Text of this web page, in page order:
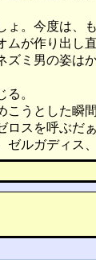
ょ。今度は、
が作り出し直
ミ男の姿はか
。
うとした瞬
ロスを呼ぶだ
ルガディス